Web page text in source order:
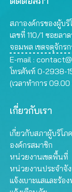
สภาองค์กรของผู้บริ
เลขที่ 110/1 ซอยล
จอมพล เขตจตุจักร
E-mail :
โทรศัพท์ 0-2938-
(เวลาทำการ
เกี่ยวกับเรา
เกี่ยวกับสภาผู้บริโภค
องค์กรสมาชิก
หน่วยงานเขตพื้นที่
หน่วยงานประจำจั
แจ้งเบาะแสและร้อ